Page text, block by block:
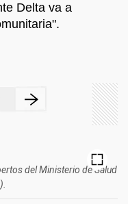
Delta va a
del Ministerio de Salud